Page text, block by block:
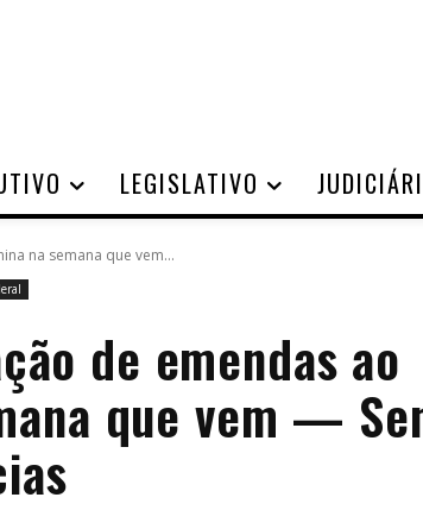
LEGISLATIVO
na semana que vem...
de emendas ao
que vem —